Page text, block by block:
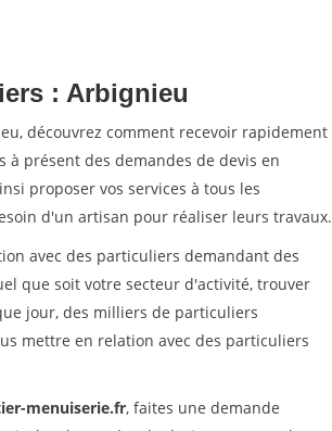
: Arbignieu
découvrez comment recevoir rapidement
à présent des demandes de devis en
proposer vos services à tous les
d'un artisan pour réaliser leurs travaux.
avec des particuliers demandant des
que soit votre secteur d'activité, trouver
jour, des milliers de particuliers
mettre en relation avec des particuliers
menuiserie.fr, faites une demande